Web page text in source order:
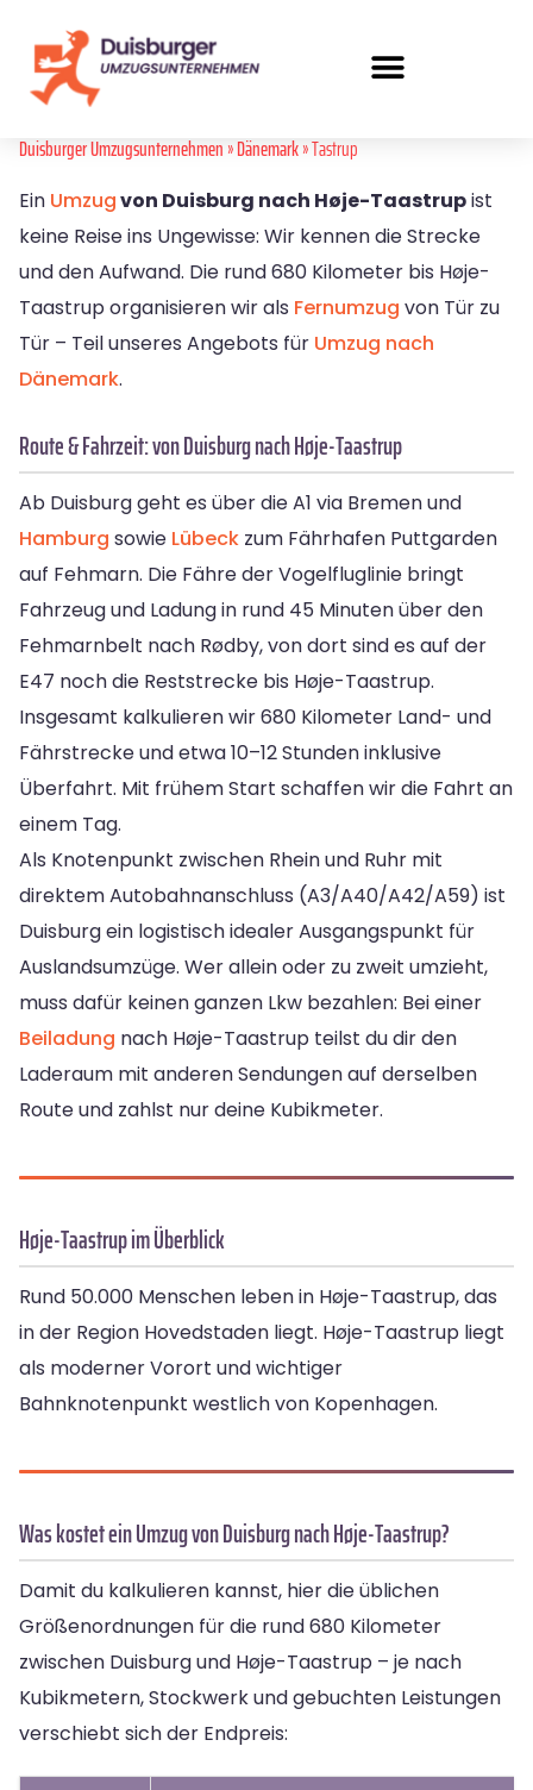
Duisburger Umzugsunternehmen»Dänemark» Tastrup
Ein Umzugvon Duisburg nach Høje-Taastrupist
keine Reise ins Ungewisse: Wir kennen die Strecke
und den Aufwand. Die rund 680 Kilometer bis Høje-
Taastrup organisieren wir als Fernumzug von Tür zu
Tür – Teil unseres Angebots für Umzug nach
Dänemark.
Route & Fahrzeit: von Duisburg nach Høje-Taastrup
Ab Duisburg geht es über die A1 via Bremen und
Hamburg sowie Lübeck zum Fährhafen Puttgarden
auf Fehmarn. Die Fähre der Vogelfluglinie bringt
Fahrzeug und Ladung in rund 45 Minuten über den
Fehmarnbelt nach Rødby, von dort sind es auf der
E47 noch die Reststrecke bis Høje-Taastrup.
Insgesamt kalkulieren wir 680 Kilometer Land- und
Fährstrecke und etwa 10–12 Stunden inklusive
Überfahrt. Mit frühem Start schaffen wir die Fahrt an
einem Tag.
Als Knotenpunkt zwischen Rhein und Ruhr mit
direktem Autobahnanschluss (A3/A40/A42/A59) ist
Duisburg ein logistisch idealer Ausgangspunkt für
Auslandsumzüge. Wer allein oder zu zweit umzieht,
muss dafür keinen ganzen Lkw bezahlen: Bei einer
Beiladung nach Høje-Taastrup teilst du dir den
Laderaum mit anderen Sendungen auf derselben
Route und zahlst nur deine Kubikmeter.
Høje-Taastrup im Überblick
Rund 50.000 Menschen leben in Høje-Taastrup, das
in der Region Hovedstaden liegt. Høje-Taastrup liegt
als moderner Vorort und wichtiger
Bahnknotenpunkt westlich von Kopenhagen.
Was kostet ein Umzug von Duisburg nach Høje-Taastrup?
Damit du kalkulieren kannst, hier die üblichen
Größenordnungen für die rund 680 Kilometer
zwischen Duisburg und Høje-Taastrup – je nach
Kubikmetern, Stockwerk und gebuchten Leistungen
verschiebt sich der Endpreis: